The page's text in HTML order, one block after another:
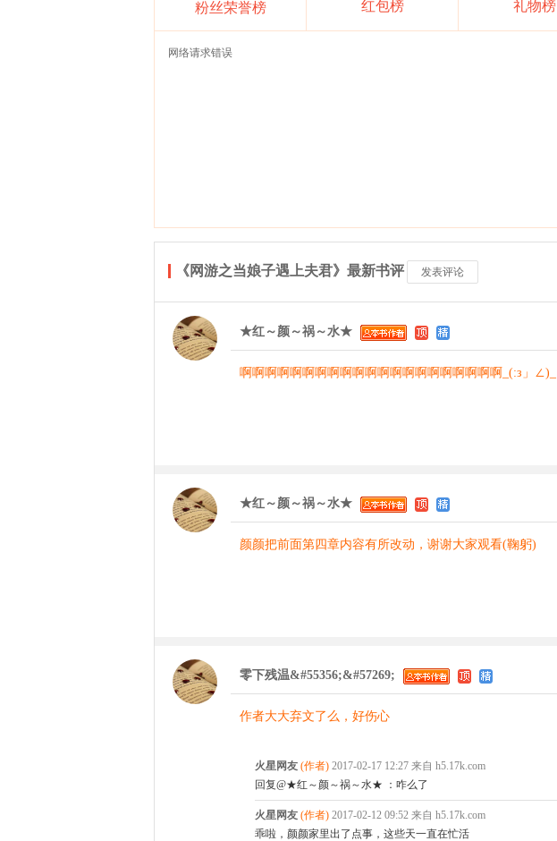
粉丝荣誉榜 红包榜 礼物榜
网络请求错误
《网游之当娘子遇上夫君》最新书评 发表评论
★红～颜～祸～水★
啊啊啊啊啊啊啊啊啊啊啊啊啊啊啊啊啊啊啊啊啊_(:з」∠)_
★红～颜～祸～水★
颜颜把前面第四章内容有所改动，谢谢大家观看(鞠躬)
零下残温&#55356;&#57269;
作者大大弃文了么，好伤心
火星网友 (作者) 2017-02-17 12:27 来自 h5.17k.com
回复@★红～颜～祸～水★ ：咋么了
火星网友 (作者) 2017-02-12 09:52 来自 h5.17k.com
乖啦，颜颜家里出了点事，这些天一直在忙活